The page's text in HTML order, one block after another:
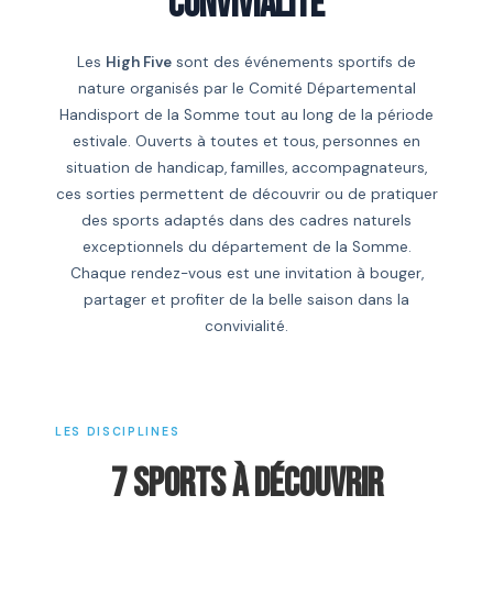
Les High Five sont des événements sportifs de
nature organisés par le Comité Départemental
Handisport de la Somme tout au long de la période
estivale. Ouverts à toutes et tous, personnes en
situation de handicap, familles, accompagnateurs,
ces sorties permettent de découvrir ou de pratiquer
des sports adaptés dans des cadres naturels
exceptionnels du département de la Somme.
Chaque rendez-vous est une invitation à bouger,
partager et profiter de la belle saison dans la
convivialité.
LES DISCIPLINES
7 SPORTS À DÉCOUVRIR